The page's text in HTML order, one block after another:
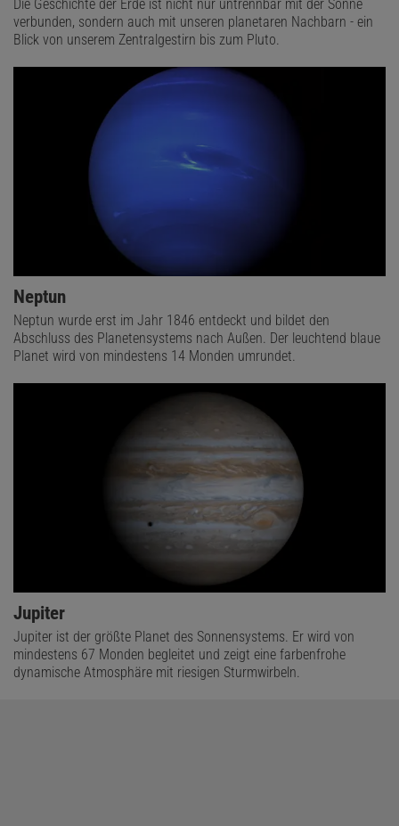
Die Geschichte der Erde ist nicht nur untrennbar mit der Sonne
verbunden, sondern auch mit unseren planetaren Nachbarn - ein
Blick von unserem Zentralgestirn bis zum Pluto.
Neptun
Neptun wurde erst im Jahr 1846 entdeckt und bildet den
Abschluss des Planetensystems nach Außen. Der leuchtend blaue
Planet wird von mindestens 14 Monden umrundet.
Jupiter
Jupiter ist der größte Planet des Sonnensystems. Er wird von
mindestens 67 Monden begleitet und zeigt eine farbenfrohe
dynamische Atmosphäre mit riesigen Sturmwirbeln.